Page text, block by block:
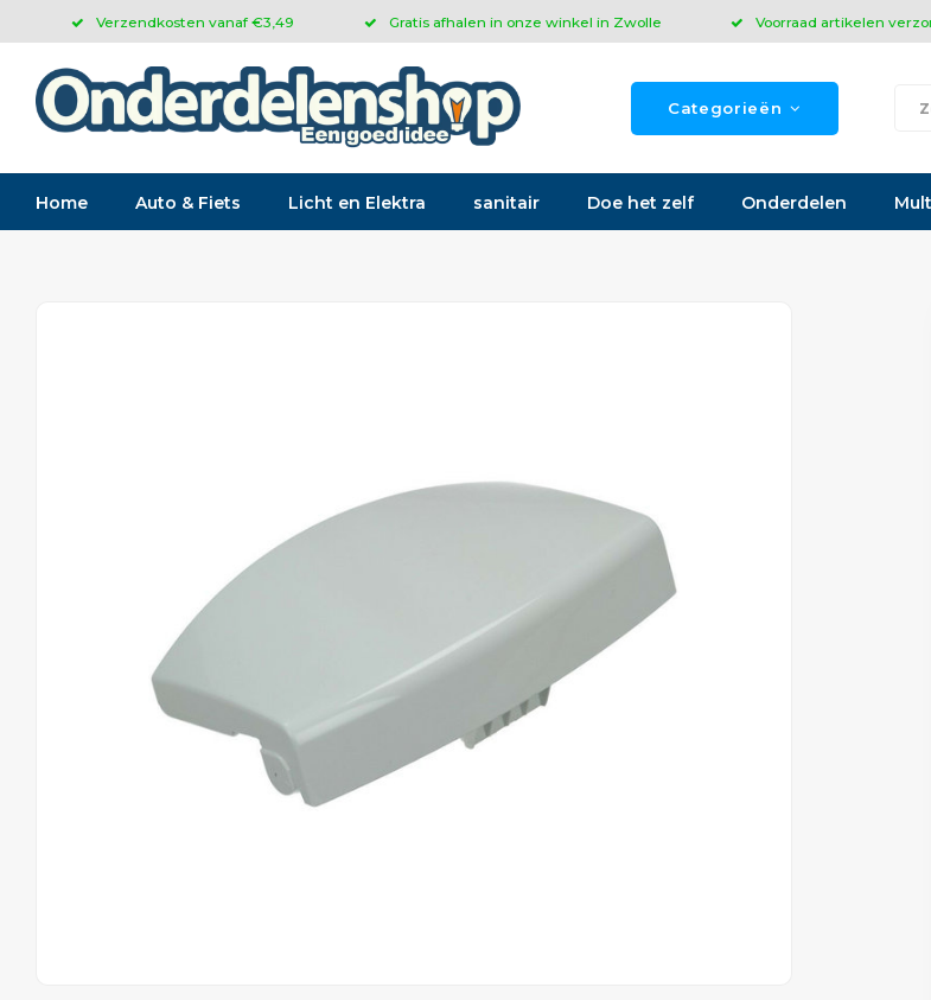
Verzendkosten vanaf €3,49 Gratis afhalen in onze winkel in Zwolle Voorraad artikelen
Categorieën
Home Auto & Fiets Licht en Elektra sanitair Doe het zelf Onderdelen